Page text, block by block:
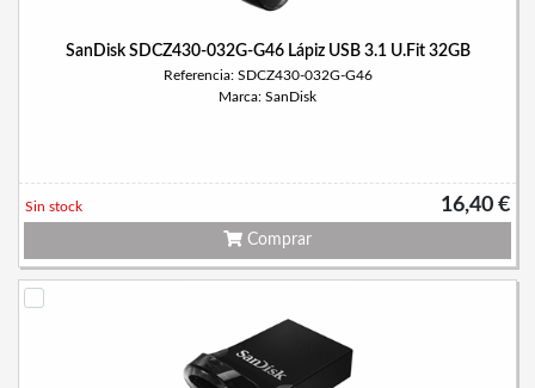
SanDisk SDCZ430-032G-G46 Lápiz USB 3.1 U.Fit 32GB
Referencia: SDCZ430-032G-G46
Marca: SanDisk
16,40 €
Sin stock
Comprar